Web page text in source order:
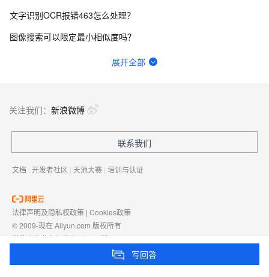
文字识别OCR报错463怎么处理？
图像搜索可以限定最小相似度吗？
视觉智能平台高清图片分割怎么一直提示15000ms超时？
OCR增值税发票识别调用错误：怎么解决？
展开全部
写回答
关注我们： 新浪微博
联系我们
文档 | 开发者社区 | 天池大赛 | 培训与认证
法律声明及隐私权政策 | Cookies政策
© 2009-现在 Aliyun.com 版权所有
增值电信业务经营许可证： 浙B2-20080101
浙D3-20210002
浙公网安备 33010602009975号浙B2-20080101-4